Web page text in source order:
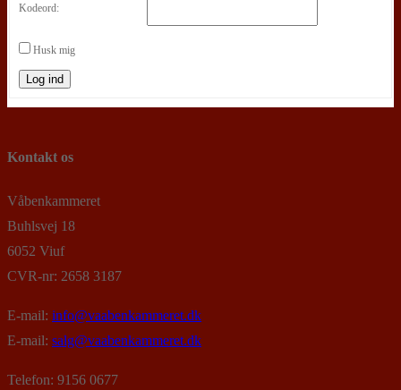
Kodeord:
Husk mig
Log ind
Kontakt os
Våbenkammeret
Buhlsvej 18
6052 Viuf
CVR-nr: 2658 3187
E-mail: info@vaabenkammeret.dk
E-mail: salg@vaabenkammeret.dk
Telefon: 9156 0677